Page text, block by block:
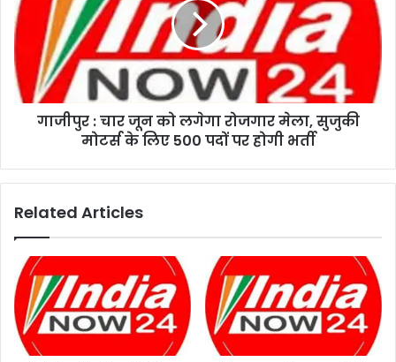
गाजीपुर : चार जून को लगेगा रोजगार मेला, सुजुकी
मोटर्स के लिए 500 पदों पर होगी भर्ती
Related Articles